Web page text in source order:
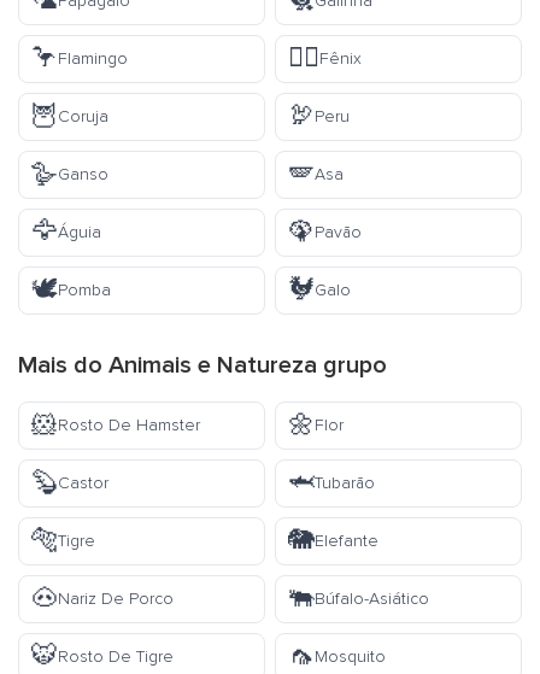
🦩Flamingo 🐦‍🔥Fênix
🦉Coruja 🦃Peru
🪿Ganso 🪽Asa
🦅Águia 🦚Pavão
🕊️Pomba 🐓Galo
Mais do Animais e Natureza grupo
🐹Rosto De Hamster 🌼Flor
🦫Castor 🦈Tubarão
🐅Tigre 🐘Elefante
🐽Nariz De Porco 🐃Búfalo-Asiático
🐯Rosto De Tigre 🦟Mosquito